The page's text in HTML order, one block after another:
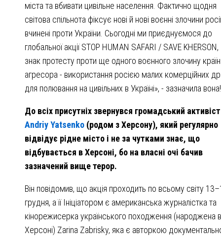
міста та вбивати цивільне населення. Фактично щодня
світова спільнота фіксує нові й нові воєнні злочини росії
вчинені проти України. Сьогодні ми приєднуємося до
глобальної акції STOP HUMAN SAFARI / SAVE KHERSON,
знак протесту проти ще одного воєнного злочину
агресора - використання росією малих комерційних
для полювання на цивільних в Україні», - зазначила вона!
До всіх присутніх звернувся громадський активіст
Andriy Yatsenko (родом з Херсону), який регулярно
відвідує рідне місто і не за чутками знає, що
відбувається в Херсоні, бо на власні очі бачив
зазначений вище терор.
Він повідомив, що акція проходить по всьому світу
грудня, а її Ініціатором є американська журналістка та
кінорежисерка українського походження (народжена в
Херсоні) Zarina Zabrisky, яка є авторкою